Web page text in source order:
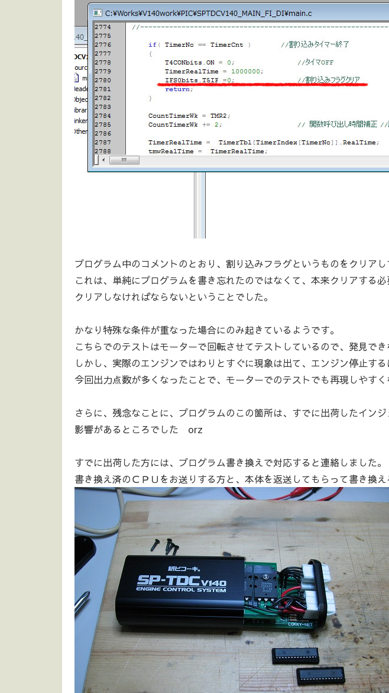
プログラム中のコメントのとおり、割り込みフラグというものをクリアし
これは、単純にプログラムを書き忘れたのではなくて、本来クリアする
クリアしなければならないということでした。
かなり特殊な条件が重なった場合にのみ起きているようです。
こちらでのテストはモーターで回転させてテストしているので、発見でき
しかし、実際のエンジンではわりとすぐに現象は出て、エンジン停止する
今回出力点数が多くなったことで、モーターでのテストでも再現しやすく
さらに、残念なことに、プログラムのこの箇所は、すでに出荷したイン
影響があるところでした orz
すでに出荷した方には、プログラム書き換えで対応すると連絡しました。
書き換え済のＣＰＵをお送りする方と、本体を返送してもらって書き換え